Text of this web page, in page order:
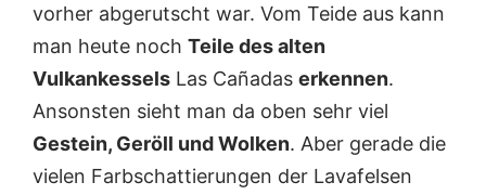
vorher abgerutscht war. Vom Teide aus kann
man heute noch Teile des alten
Vulkankessels Las Cañadas erkennen.
Ansonsten sieht man da oben sehr viel
Gestein, Geröll und Wolken. Aber gerade die
vielen Farbschattierungen der Lavafelsen